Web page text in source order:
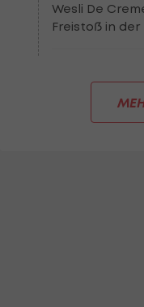
Wesli De
Freistoß in